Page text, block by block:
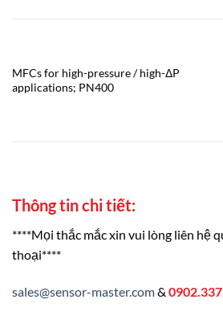
MFCs for high-pressure / high-ΔP
applications; PN400
Thông tin chi tiết:
****Mọi thắc mắc xin vui lòng liên hệ
thoại****
sales@sensor-master.com&